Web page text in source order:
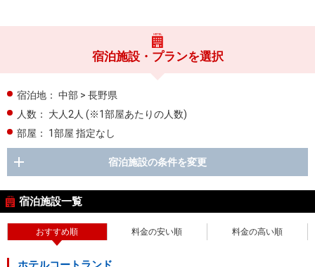
宿泊施設・プランを選択
宿泊地： 中部 > 長野県
人数：
大人2人 (※1部屋あたりの人数)
部屋：
1部屋 指定なし
宿泊施設の条件を変更
宿泊施設一覧
おすすめ順 料金の安い順 料金の高い順
ホテルコートランド